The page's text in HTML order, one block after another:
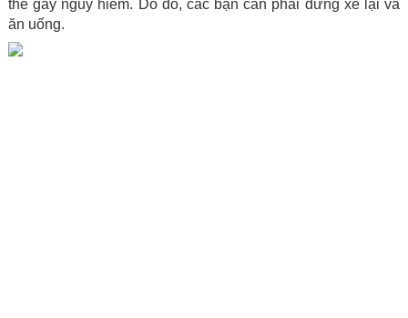
thể gây nguy hiểm. Do đó, các bạn cần phải dừng xe lại và
ăn uống.